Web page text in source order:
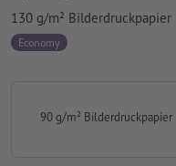
130 g/m² Bilderdruckpapier
Economy
90 g/m² Bilderdruckpapier